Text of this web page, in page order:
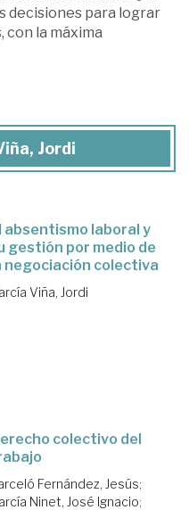
decisiones para lograr
con la máxima
Jordi
absentismo laboral y
gestión por medio de
negociación colectiva
Viña, Jordi
colectivo del
Fernández, Jesús;
Ninet, José Ignacio;